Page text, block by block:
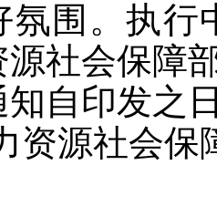
氛围。执行
源社会保障
印发之日
源社会保